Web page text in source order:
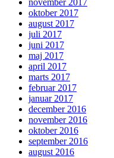
november 2017
oktober 2017
august 2017
juli 2017
juni 2017
maj 2017
april 2017
marts 2017
februar 2017
januar 2017
december 2016
november 2016
oktober 2016
september 2016
august 2016